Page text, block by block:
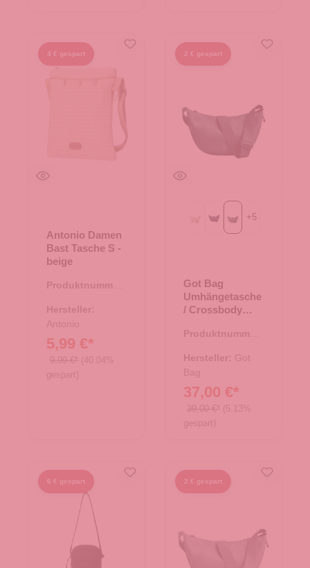
4 € gespart
Antonio Damen
Bast Tasche S -
beige
Produktnummer:
Hersteller:
Antonio
5,99 €*
9,99 €* (40.04%
gespart)
2 € gespart
Beach Foam
MONOCHROME deep
monochrome sea
+5
Got Bag
Umhängetasche
/ Crossbody
monochrome
Produktnummer:
Hersteller: Got
Bag
37,00 €*
39,00 €* (5.13%
gespart)
6 € gespart 2 € gespart